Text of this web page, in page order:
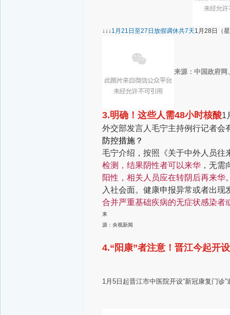
↓↓↓1月21日至27日放假调休共7天1月28日（
来源：中国政府网
3.明确！这些人需48小时核酸1
外交部发言人毛宁主持例行记者会
防控措施？
毛宁介绍，按照《关于中外人员往
检测，结果阴性者可以来华 ，无
阳性，相关人员应在转阴后再来华
入社会面。健康申报异常或者出
合并严重基础疾病的无症状感染者
来
源：央视新闻
4.“阳康”者注意！晋江今起开
1月5日起晋江市中医院开设“新冠康复门诊”